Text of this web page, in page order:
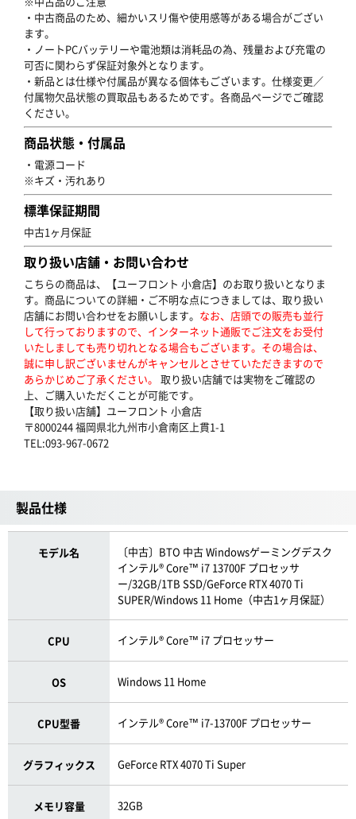
・中古商品のため、細かいスリ傷や使用感等がある場合がござい
ます。
・ノートPCバッテリーや電池類は消耗品の為、残量および充電の
可否に関わらず保証対象外となります。
・新品とは仕様や付属品が異なる個体もございます。仕様変更／
付属物欠品状態の買取品もあるためです。各商品ページでご確認
ください。
商品状態・付属品
・電源コード
※キズ・汚れあり
標準保証期間
中古1ヶ月保証
取り扱い店舗・お問い合わせ
こちらの商品は、【ユーフロント 小倉店】のお取り扱いとなりま
す。商品についての詳細・ご不明な点につきましては、取り扱い
店舗にお問い合わせをお願いします。 なお、店頭での販売も並行
して行っておりますので、インターネット通販でご注文をお受付
いたしましても売り切れとなる場合もございます。その場合は、
誠に申し訳ございませんがキャンセルとさせていただきますので
あらかじめご了承ください。 取り扱い店舗では実物をご確認の
上、ご購入いただくことが可能です。
【取り扱い店舗】ユーフロント 小倉店
〒8000244 福岡県北九州市小倉南区上貫1-1
TEL:093-967-0672
製品仕様
モデル名
〔中古〕BTO 中古 Windowsゲーミングデスク
インテル® Core™ i7 13700F プロセッサ
ー/32GB/1TB SSD/GeForce RTX 4070 Ti
SUPER/Windows 11 Home（中古1ヶ月保証）
CPU インテル® Core™ i7 プロセッサー
OS Windows 11 Home
CPU型番 インテル® Core™ i7-13700F プロセッサー
グラフィックス GeForce RTX 4070 Ti Super
メモリ容量 32GB